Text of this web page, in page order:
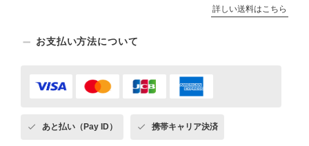
詳しい送料はこちら
お支払い方法について
あと払い（Pay ID） 携帯キャリア決済